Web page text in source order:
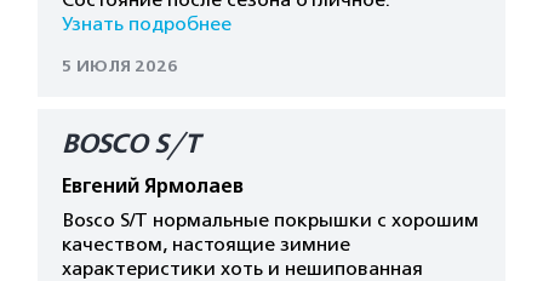
Узнать подробнее
5 ИЮЛЯ 2026
BOSCO S/T
Евгений Ярмолаев
Bosco S/T нормальные покрышки с хорошим
качеством, настоящие зимние
характеристики хоть и нешипованная